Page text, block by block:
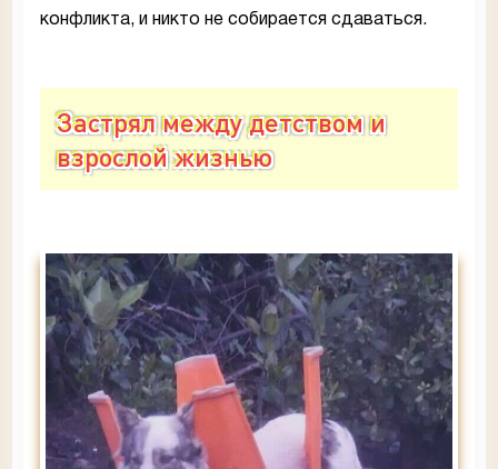
конфликта, и никто не собирается сдаваться.
Застрял между детством и
взрослой жизнью